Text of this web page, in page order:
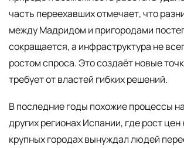
часть переехавших отмечает, что
между Мадридом и пригородами
сокращается, а инфраструктура не
ростом спроса. Это создаёт новые
требует от властей гибких решений.
В последние годы похожие процессы
других регионах Испании, где рост цен
крупных городах вынуждал людей